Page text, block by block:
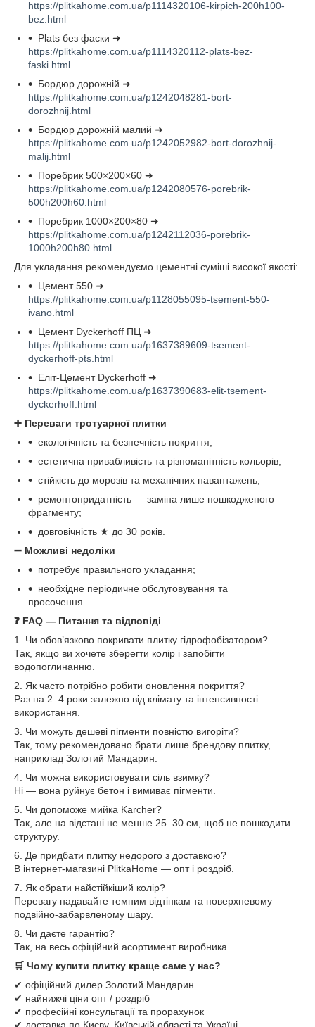
https://plitkahome.com.ua/p1114320106-kirpich-200h100-
bez.html
Plats без фаски ➜
https://plitkahome.com.ua/p1114320112-plats-bez-
faski.html
Бордюр дорожній ➜
https://plitkahome.com.ua/p1242048281-bort-
dorozhnij.html
Бордюр дорожній малий ➜
https://plitkahome.com.ua/p1242052982-bort-dorozhnij-
malij.html
Поребрик 500×200×60 ➜
https://plitkahome.com.ua/p1242080576-porebrik-
500h200h60.html
Поребрик 1000×200×80 ➜
https://plitkahome.com.ua/p1242112036-porebrik-
1000h200h80.html
Для укладання рекомендуємо цементні суміші високої якості:
Цемент 550 ➜
https://plitkahome.com.ua/p1128055095-tsement-550-
ivano.html
Цемент Dyckerhoff ПЦ ➜
https://plitkahome.com.ua/p1637389609-tsement-
dyckerhoff-pts.html
Еліт-Цемент Dyckerhoff ➜
https://plitkahome.com.ua/p1637390683-elit-tsement-
dyckerhoff.html
➕ Переваги тротуарної плитки
екологічність та безпечність покриття;
естетична привабливість та різноманітність кольорів;
стійкість до морозів та механічних навантажень;
ремонтопридатність — заміна лише пошкодженого
фрагменту;
довговічність ★ до 30 років.
➖ Можливі недоліки
потребує правильного укладання;
необхідне періодичне обслуговування та
просочення.
❓ FAQ — Питання та відповіді
1. Чи обов’язково покривати плитку гідрофобізатором?
Так, якщо ви хочете зберегти колір і запобігти
водопоглинанню.
2. Як часто потрібно робити оновлення покриття?
Раз на 2–4 роки залежно від клімату та інтенсивності
використання.
3. Чи можуть дешеві пігменти повністю вигоріти?
Так, тому рекомендовано брати лише брендову плитку,
наприклад Золотий Мандарин.
4. Чи можна використовувати сіль взимку?
Ні — вона руйнує бетон і вимиває пігменти.
5. Чи допоможе мийка Karcher?
Так, але на відстані не менше 25–30 см, щоб не пошкодити
структуру.
6. Де придбати плитку недорого з доставкою?
В інтернет-магазині PlitkaHome — опт і роздріб.
7. Як обрати найстійкіший колір?
Перевагу надавайте темним відтінкам та поверхневому
подвійно-забарвленому шару.
8. Чи даєте гарантію?
Так, на весь офіційний асортимент виробника.
🛒 Чому купити плитку краще саме у нас?
✔ офіційний дилер Золотий Мандарин
✔ найнижчі ціни опт / роздріб
✔ професійні консультації та прорахунок